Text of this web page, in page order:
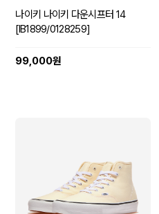
나이키 나이키 다운시프터 14
[IB1899/0128259]
99,000원